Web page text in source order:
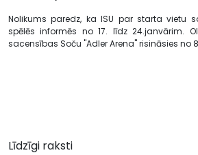
Nolikums paredz, ka ISU par starta vietu
spēlēs informēs no 17. līdz 24.janvārim.
sacensības Soču "Adler Arena" risināsies no
Līdzīgi raksti